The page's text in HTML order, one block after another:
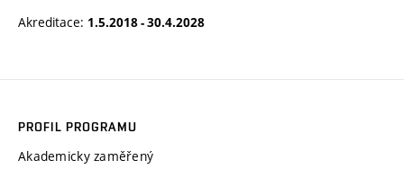
Akreditace: 1.5.2018 - 30.4.2028
PROFIL PROGRAMU
Akademicky zaměřený